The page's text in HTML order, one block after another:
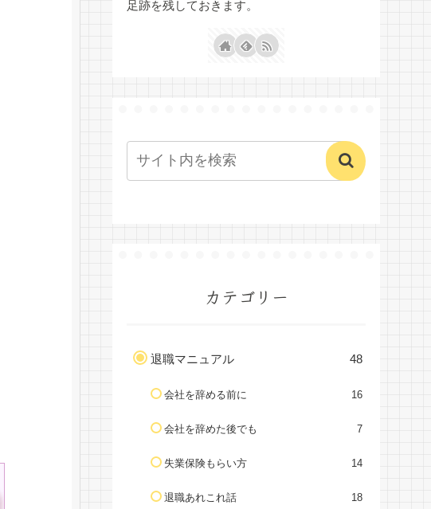
足跡を残しておきます。
カテゴリー
退職マニュアル 48
会社を辞める前に 16
会社を辞めた後でも 7
失業保険もらい方 14
退職あれこれ話 18